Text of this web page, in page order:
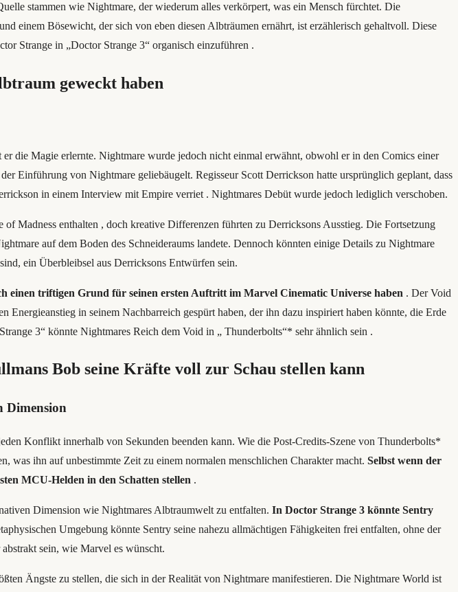
stammen wie Nightmare, der wiederum alles verkörpert, was ein Mensch fürchtet. Die
einem Bösewicht, der sich von eben diesen Albträumen ernährt, ist erzählerisch gehaltvoll. Diese
Strange in „Doctor Strange 3“ organisch einzuführen .
geweckt haben
die Magie erlernte. Nightmare wurde jedoch nicht einmal erwähnt, obwohl er in den Comics einer
Einführung von Nightmare geliebäugelt. Regisseur Scott Derrickson hatte ursprünglich geplant, dass
in einem Interview mit Empire verriet . Nightmares Debüt wurde jedoch lediglich verschoben.
Madness enthalten , doch kreative Differenzen führten zu Derricksons Ausstieg. Die Fortsetzung
auf dem Boden des Schneideraums landete. Dennoch könnten einige Details zu Nightmare
ein Überbleibsel aus Derricksons Entwürfen sein.
einen triftigen Grund für seinen ersten Auftritt im Marvel Cinematic Universe haben . Der Void
in seinem Nachbarreich gespürt haben, der ihn dazu inspiriert haben könnte, die Erde
3“ könnte Nightmares Reich dem Void in „ Thunderbolts“* sehr ähnlich sein .
Bob seine Kräfte voll zur Schau stellen kann
Dimension
Konflikt innerhalb von Sekunden beenden kann. Wie die Post-Credits-Szene von Thunderbolts*
was ihn auf unbestimmte Zeit zu einem normalen menschlichen Charakter macht. Selbst wenn der
MCU-Helden in den Schatten stellen .
Dimension wie Nightmares Albtraumwelt zu entfalten. In Doctor Strange 3 könnte Sentry
Umgebung könnte Sentry seine nahezu allmächtigen Fähigkeiten frei entfalten, ohne der
sein, wie Marvel es wünscht.
Ängste zu stellen, die sich in der Realität von Nightmare manifestieren. Die Nightmare World ist